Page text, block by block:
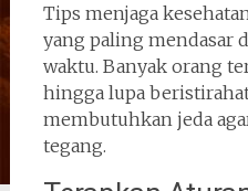
Tips menjaga
yang paling mendasar
waktu. Banyak orang
hingga lupa
membutuhkan jeda
tegang.